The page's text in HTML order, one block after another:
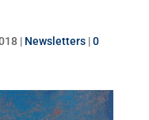
| Newsletters|0